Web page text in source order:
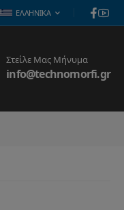
ΕΛΛΗΝΙΚΆ
Στείλε Μας Μήνυμα
info@technomorfi.gr